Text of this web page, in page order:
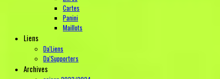
Cartes
Panini
Maillots
Liens
Da'Liens
Da'Supporters
Archives